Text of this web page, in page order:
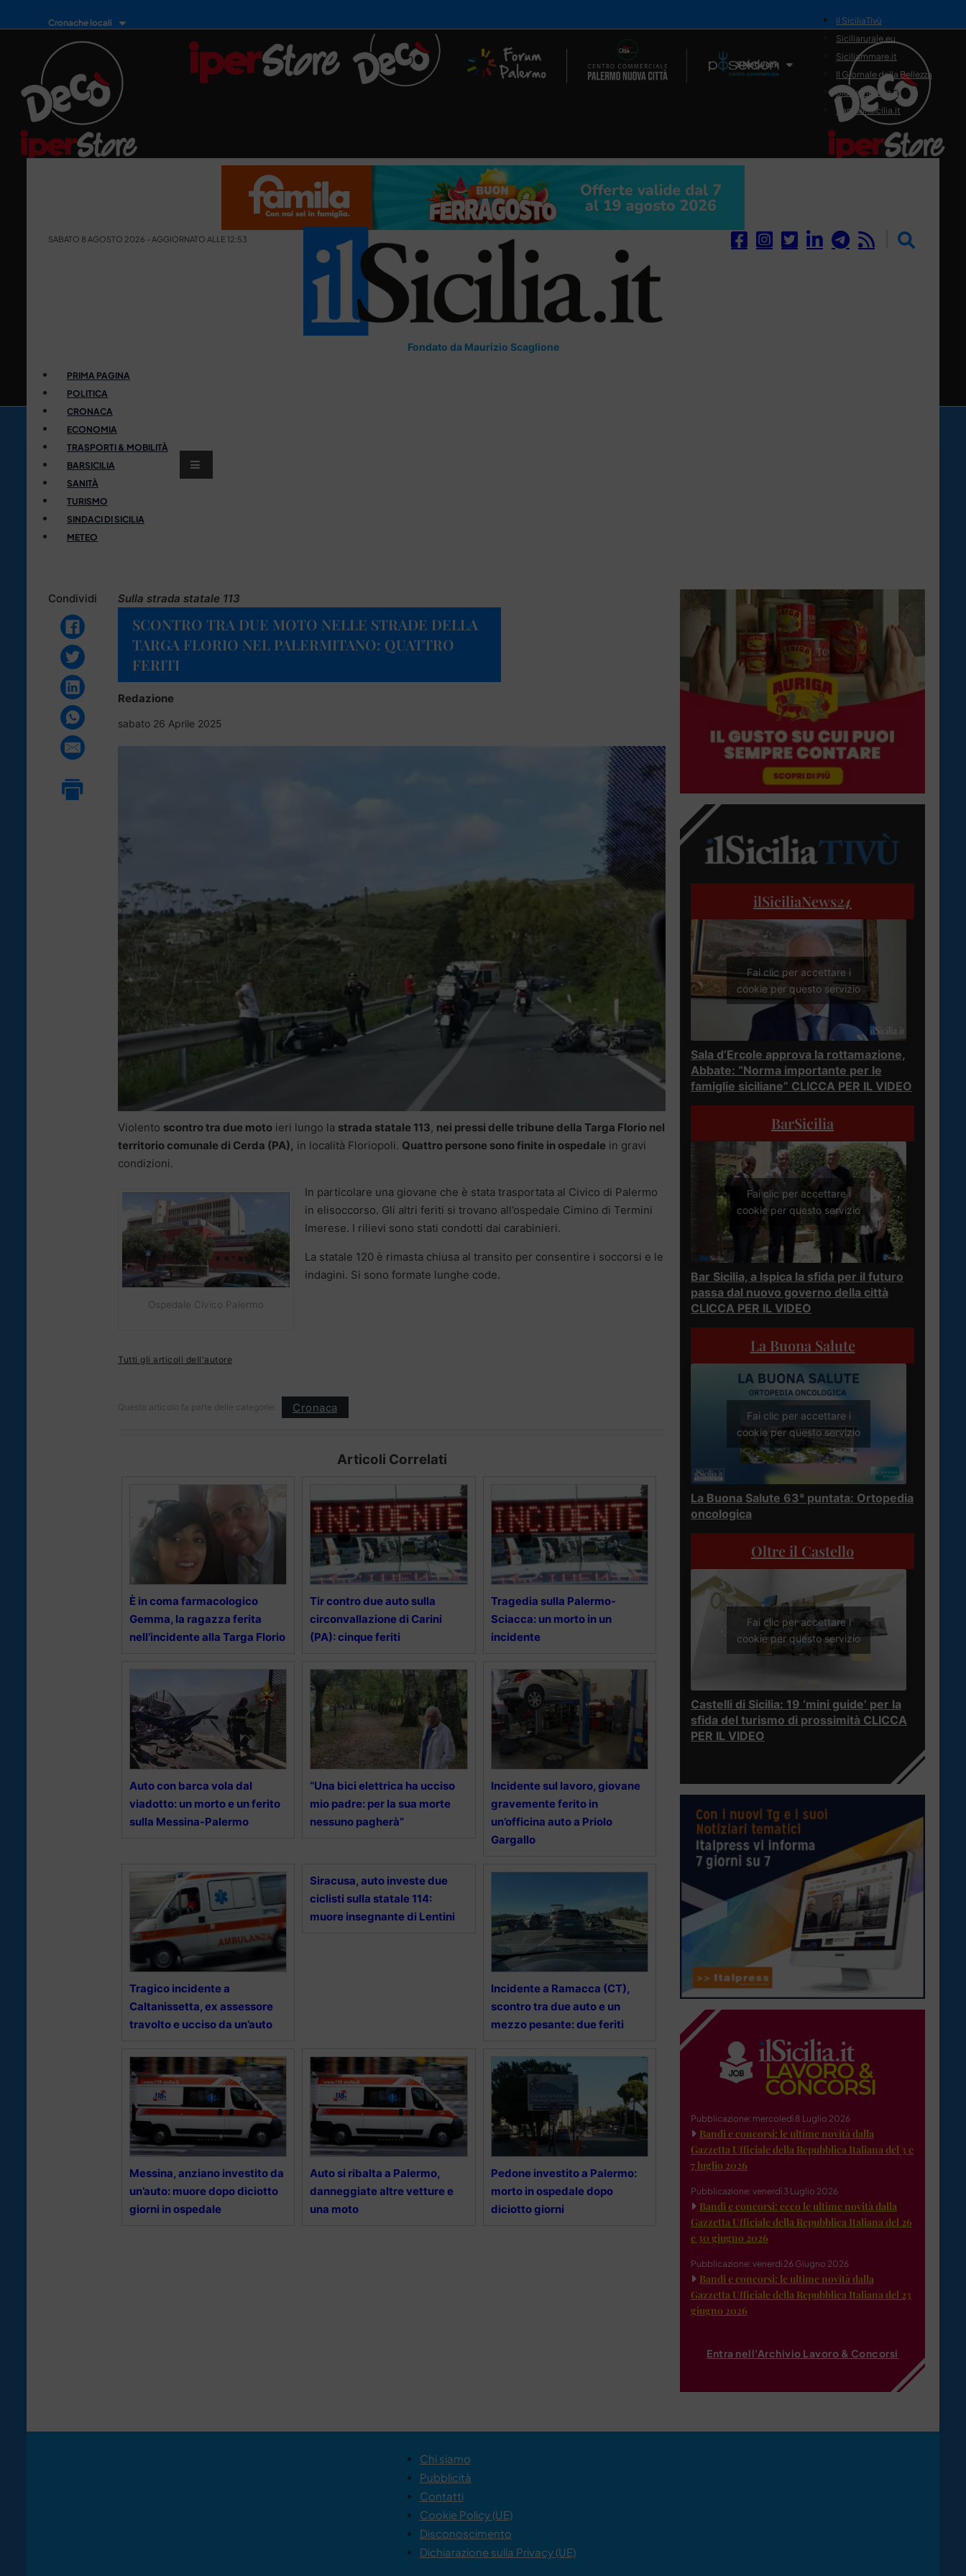
Cronache locali
Il Network
il SiciliaTivù
Siciliarurale.eu
Siciliammare.it
Il Giornale della Bellezza
Siciliamedica.it
Sanitainsicilia.it
SABATO 8 AGOSTO 2026 - AGGIORNATO ALLE 12:53
Fondato da Maurizio Scaglione
PRIMA PAGINA
POLITICA
CRONACA
ECONOMIA
TRASPORTI & MOBILITÀ
BARSICILIA
SANITÀ
TURISMO
SINDACI DI SICILIA
METEO
Condividi Sulla strada statale 113
SCONTRO TRA DUE MOTO NELLE STRADE DELLA
TARGA FLORIO NEL PALERMITANO: QUATTRO
FERITI
Redazione
sabato 26 Aprile 2025
Violento scontro tra due moto ieri lungo la strada statale 113, nei pressi delle tribune della Targa Florio nel
territorio comunale di Cerda (PA), in località Floriopoli. Quattro persone sono finite in ospedale in gravi
condizioni.
Ospedale Civico Palermo
In particolare una giovane che è stata trasportata al Civico di Palermo
in elisoccorso. Gli altri feriti si trovano all’ospedale Cimino di Termini
Imerese. I rilievi sono stati condotti dai carabinieri.
La statale 120 è rimasta chiusa al transito per consentire i soccorsi e le
indagini. Si sono formate lunghe code.
Tutti gli articoli dell'autore
Questo articolo fa parte delle categorie: Cronaca
Articoli Correlati
È in coma farmacologico
Gemma, la ragazza ferita
nell’incidente alla Targa Florio
Tir contro due auto sulla
circonvallazione di Carini
(PA): cinque feriti
Tragedia sulla Palermo-
Sciacca: un morto in un
incidente
Auto con barca vola dal
viadotto: un morto e un ferito
sulla Messina-Palermo
“Una bici elettrica ha ucciso
mio padre: per la sua morte
nessuno pagherà”
Incidente sul lavoro, giovane
gravemente ferito in
un’officina auto a Priolo
Gargallo
Tragico incidente a
Caltanissetta, ex assessore
travolto e ucciso da un’auto
Siracusa, auto investe due
ciclisti sulla statale 114:
muore insegnante di Lentini
Incidente a Ramacca (CT),
scontro tra due auto e un
mezzo pesante: due feriti
Messina, anziano investito da
un’auto: muore dopo diciotto
giorni in ospedale
Auto si ribalta a Palermo,
danneggiate altre vetture e
una moto
Pedone investito a Palermo:
morto in ospedale dopo
diciotto giorni
ilSiciliaNews24
Fai clic per accettare i
cookie per questo servizio
Sala d’Ercole approva la rottamazione,
Abbate: “Norma importante per le
famiglie siciliane” CLICCA PER IL VIDEO
BarSicilia
Fai clic per accettare i
cookie per questo servizio
Bar Sicilia, a Ispica la sfida per il futuro
passa dal nuovo governo della città
CLICCA PER IL VIDEO
La Buona Salute
Fai clic per accettare i
cookie per questo servizio
La Buona Salute 63° puntata: Ortopedia
oncologica
Oltre il Castello
Fai clic per accettare i
cookie per questo servizio
Castelli di Sicilia: 19 ‘mini guide’ per la
sfida del turismo di prossimità CLICCA
PER IL VIDEO
Pubblicazione: mercoledì 8 Luglio 2026
Bandi e concorsi: le ultime novità dalla
Gazzetta Ufficiale della Repubblica Italiana del 3 e
7 luglio 2026
Pubblicazione: venerdì 3 Luglio 2026
Bandi e concorsi: ecco le ultime novità dalla
Gazzetta Ufficiale della Repubblica Italiana del 26
e 30 giugno 2026
Pubblicazione: venerdì 26 Giugno 2026
Bandi e concorsi: le ultime novità dalla
Gazzetta Ufficiale della Repubblica Italiana del 23
giugno 2026
Entra nell'Archivio Lavoro & Concorsi
Chi siamo
Pubblicità
Contatti
Cookie Policy (UE)
Disconoscimento
Dichiarazione sulla Privacy (UE)